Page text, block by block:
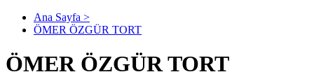
Ana Sayfa >
ÖMER ÖZGÜR TORT
ÖMER ÖZGÜR TORT